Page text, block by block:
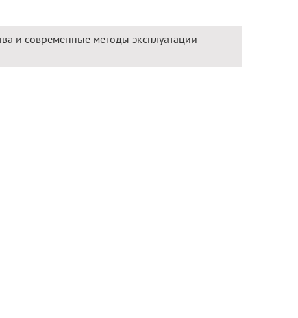
и современные методы эксплуатации